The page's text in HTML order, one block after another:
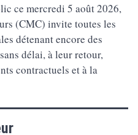
ce mercredi 5 août 2026,
(CMC) invite toutes les
détenant encore des
délai, à leur retour,
contractuels et à la